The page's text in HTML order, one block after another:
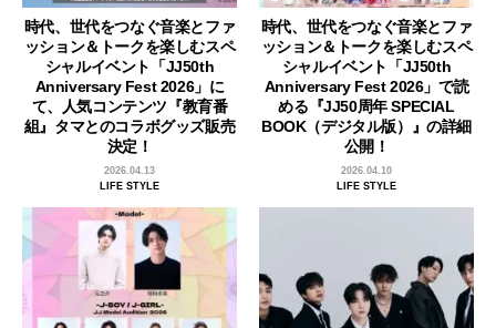
時代、世代をつなぐ音楽とファ
ッション＆トークを楽しむスペ
シャルイベント「JJ50th
Anniversary Fest 2026」に
て、人気コンテンツ『教育番
組』タマとのコラボグッズ販売
決定！
2026.04.13
LIFE STYLE
時代、世代をつなぐ音楽とファ
ッション＆トークを楽しむスペ
シャルイベント「JJ50th
Anniversary Fest 2026」で読
める『JJ50周年 SPECIAL
BOOK（デジタル版）』の詳細
公開！
2026.04.10
LIFE STYLE